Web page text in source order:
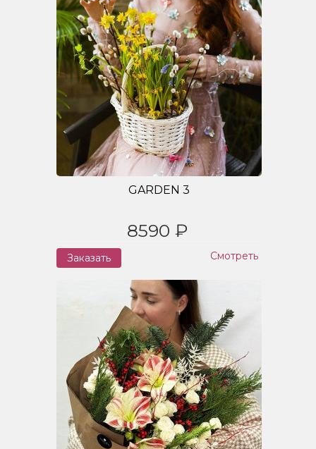
GARDEN 3
8590 ₽
Заказать Смотреть